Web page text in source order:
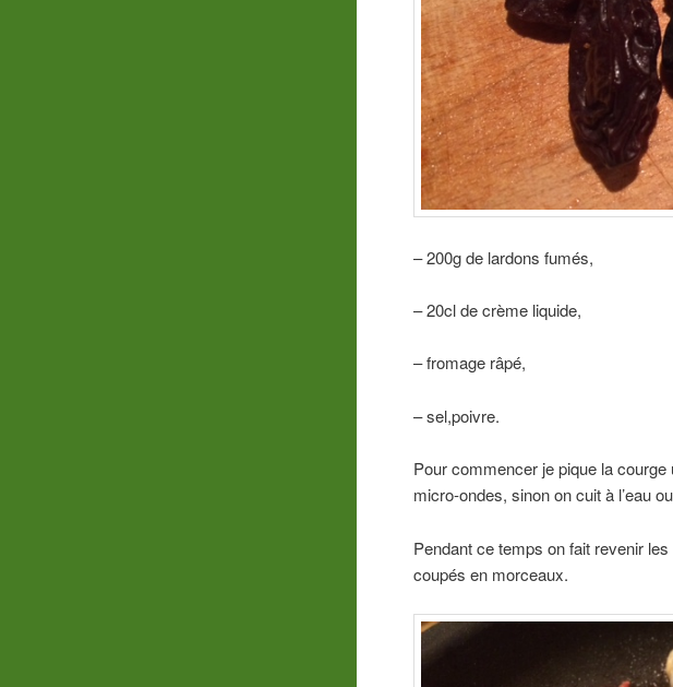
– 200g de lardons fumés,
– 20cl de crème liquide,
– fromage râpé,
– sel,poivre.
Pour commencer je pique la
micro-ondes, sinon on cuit à l’eau
Pendant ce temps on fait revenir
coupés en morceaux.